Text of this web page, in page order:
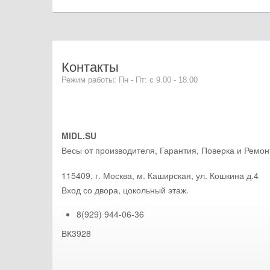
Контакты
Режим работы: Пн - Пт: с 9.00 - 18.00
MIDL.SU
Весы от производителя, Гарантия, Поверка и
115409, г. Москва, м. Каширская, ул. Кошкина д.4
Вход со двора, цокольный этаж.
8(929) 944-06-36
ВК3928